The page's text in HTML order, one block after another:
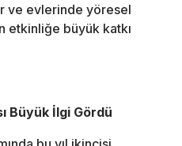
ve evlerinde yöresel
etkinliğe büyük katkı
Büyük İlgi Gördü